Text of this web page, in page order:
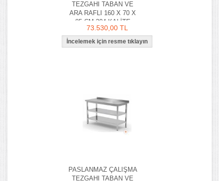
TEZGAHI TABAN VE
ARA RAFLI 160 X 70 X
85 CM 304 KALİTE
73.530,00 TL
PASLANMAZ ÇALIŞMA
TEZGAHI TABAN VE